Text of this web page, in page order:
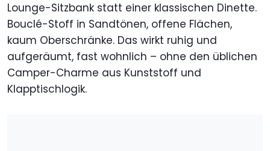
Lounge-Sitzbank statt einer klassischen Dinette.
Bouclé-Stoff in Sandtönen, offene Flächen,
kaum Oberschränke. Das wirkt ruhig und
aufgeräumt, fast wohnlich – ohne den üblichen
Camper-Charme aus Kunststoff und
Klapptischlogik.